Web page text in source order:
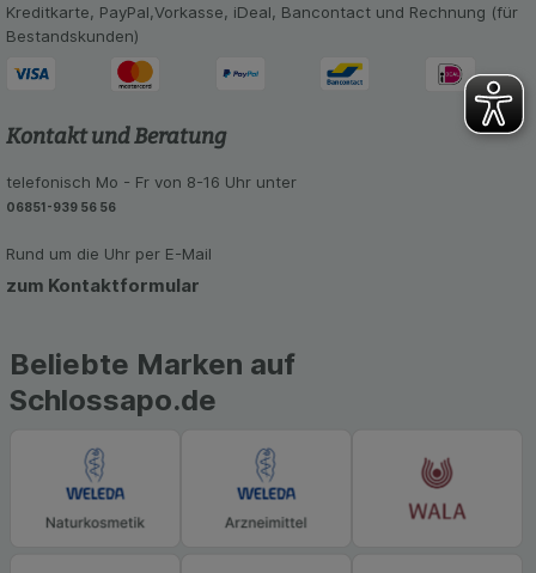
Kreditkarte, PayPal,Vorkasse, iDeal, Bancontact und Rechnung (für
Bestandskunden)
Kontakt und Beratung
telefonisch Mo - Fr von 8-16 Uhr unter
06851-939 56 56
Rund um die Uhr per E-Mail
zum Kontaktformular
Beliebte Marken auf
Schlossapo.de